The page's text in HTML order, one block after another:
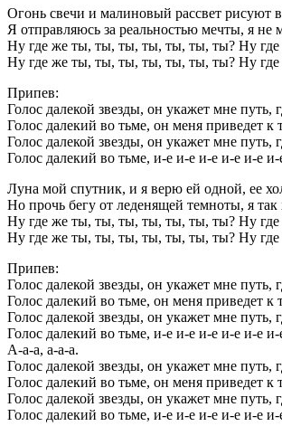
Огонь свечи и малиновый рассвет рисуют
Я отправляюсь за реальностью мечты, я не
Ну где же ты, ты, ты, ты, ты, ты, ты? Ну
Ну где же ты, ты, ты, ты, ты, ты, ты? Ну
Припев:
Голос далекой звезды, он укажет мне путь,
Голос далекий во тьме, он меня приведет к
Голос далекой звезды, он укажет мне путь,
Голос далекий во тьме, и-е и-е и-е и-е и-е и-
Луна мой спутник, и я верю ей одной, ее
Но прочь бегу от леденящей темноты, я так
Ну где же ты, ты, ты, ты, ты, ты, ты? Ну
Ну где же ты, ты, ты, ты, ты, ты, ты? Ну
Припев:
Голос далекой звезды, он укажет мне путь,
Голос далекий во тьме, он меня приведет к
Голос далекой звезды, он укажет мне путь,
Голос далекий во тьме, и-е и-е и-е и-е и-е и-
А-а-а, а-а-а.
Голос далекой звезды, он укажет мне путь,
Голос далекий во тьме, он меня приведет к
Голос далекой звезды, он укажет мне путь,
Голос далекий во тьме, и-е и-е и-е и-е и-е и-